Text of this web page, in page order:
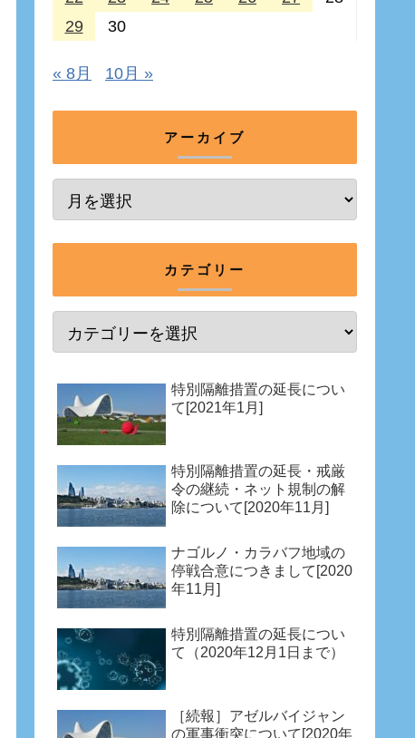
29
30
« 8月 10月 »
アーカイブ
カテゴリー
特別隔離措置の延長につい
て[2021年1月]
特別隔離措置の延長・戒厳
令の継続・ネット規制の解
除について[2020年11月]
ナゴルノ・カラバフ地域の
停戦合意につきまして[2020
年11月]
特別隔離措置の延長につい
て（2020年12月1日まで）
［続報］アゼルバイジャン
の軍事衝突について[2020年